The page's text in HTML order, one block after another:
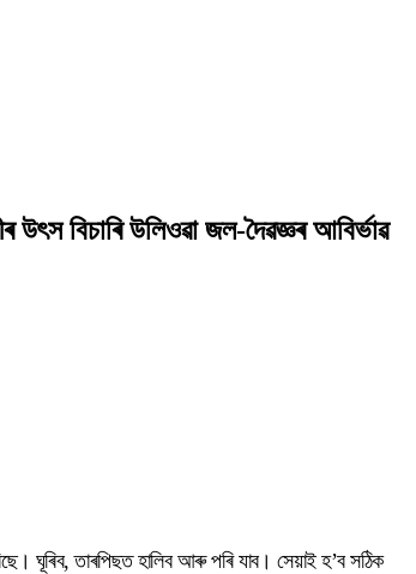
বিচাৰি উলিওৱা জল-দৈৱজ্ঞৰ আবিৰ্ভাৱ
ঘূৰিব, তাৰপিছত হালিব আৰু পৰি যাব। সেয়াই হ’ব সঠিক